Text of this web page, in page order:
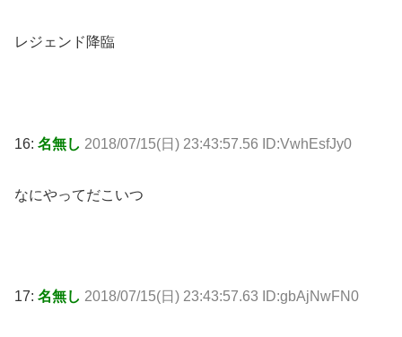
レジェンド降臨
16: 名無し 2018/07/15(日) 23:43:57.56 ID:VwhEsfJy0
なにやってだこいつ
17: 名無し 2018/07/15(日) 23:43:57.63 ID:gbAjNwFN0